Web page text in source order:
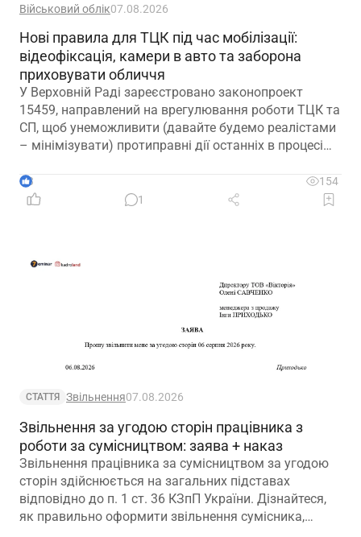
Військовий облік07.08.2026
Нові правила для ТЦК під час мобілізації:
відеофіксація, камери в авто та заборона
приховувати обличчя
У Верховній Раді зареєстровано законопроект
15459, направлений на врегулювання роботи ТЦК та
СП, щоб унеможливити (давайте будемо реалістами
– мінімізувати) протиправні дії останніх в процесі
3
154
1
СТАТТЯ Звільнення07.08.2026
Звільнення за угодою сторін працівника з
роботи за сумісництвом: заява + наказ
Звільнення працівника за сумісництвом за угодою
сторін здійснюється на загальних підставах
відповідно до п. 1 ст. 36 КЗпП України. Дізнайтеся,
як правильно оформити звільнення сумісника,